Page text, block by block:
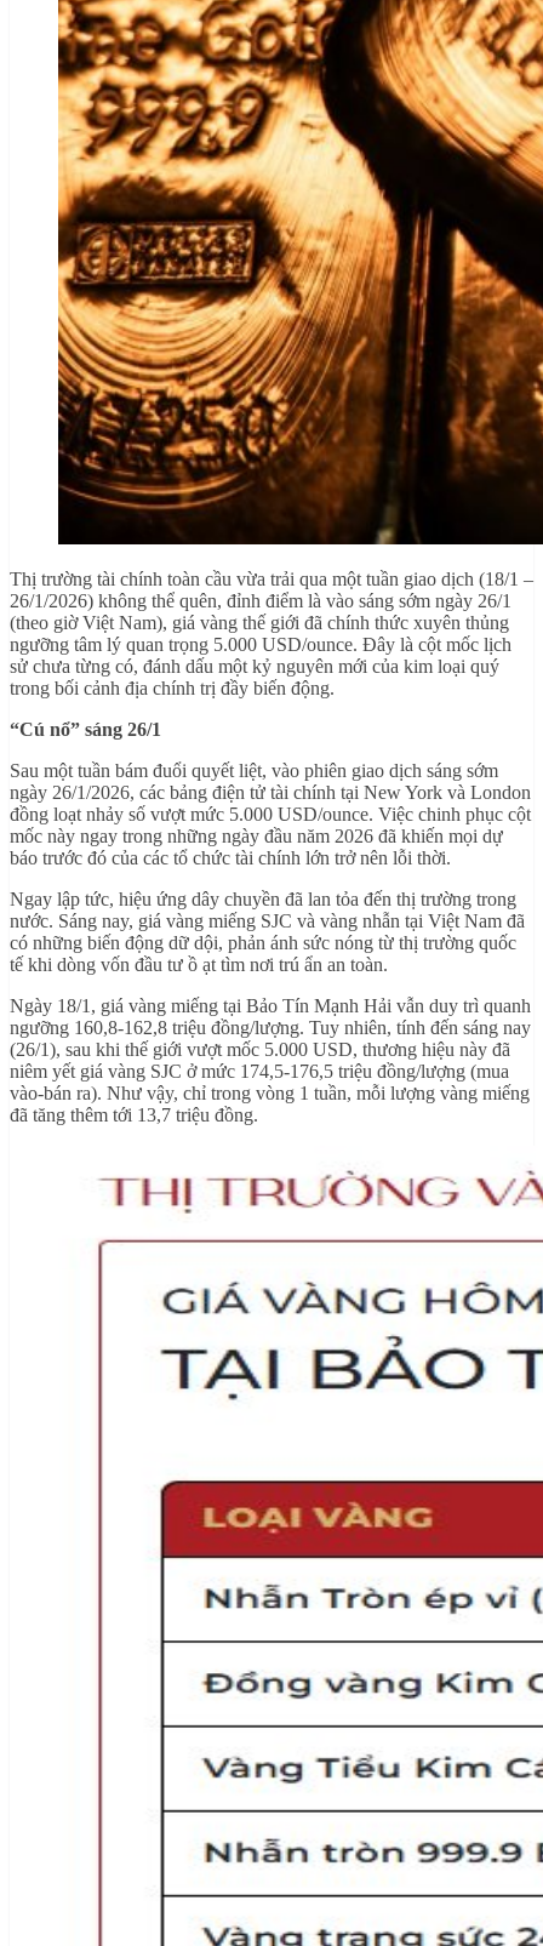
Thị trường tài chính toàn cầu vừa trải qua một tuần giao dịch (18/1 –
26/1/2026) không thể quên, đỉnh điểm là vào sáng sớm ngày 26/1
(theo giờ Việt Nam), giá vàng thế giới đã chính thức xuyên thủng
ngưỡng tâm lý quan trọng 5.000 USD/ounce. Đây là cột mốc lịch
sử chưa từng có, đánh dấu một kỷ nguyên mới của kim loại quý
trong bối cảnh địa chính trị đầy biến động.
“Cú nổ” sáng 26/1
Sau một tuần bám đuổi quyết liệt, vào phiên giao dịch sáng sớm
ngày 26/1/2026, các bảng điện tử tài chính tại New York và London
đồng loạt nhảy số vượt mức 5.000 USD/ounce. Việc chinh phục cột
mốc này ngay trong những ngày đầu năm 2026 đã khiến mọi dự
báo trước đó của các tổ chức tài chính lớn trở nên lỗi thời.
Ngay lập tức, hiệu ứng dây chuyền đã lan tỏa đến thị trường trong
nước. Sáng nay, giá vàng miếng SJC và vàng nhẫn tại Việt Nam đã
có những biến động dữ dội, phản ánh sức nóng từ thị trường quốc
tế khi dòng vốn đầu tư ồ ạt tìm nơi trú ẩn an toàn.
Ngày 18/1, giá vàng miếng tại Bảo Tín Mạnh Hải vẫn duy trì quanh
ngưỡng 160,8-162,8 triệu đồng/lượng. Tuy nhiên, tính đến sáng nay
(26/1), sau khi thế giới vượt mốc 5.000 USD, thương hiệu này đã
niêm yết giá vàng SJC ở mức 174,5-176,5 triệu đồng/lượng (mua
vào-bán ra). Như vậy, chỉ trong vòng 1 tuần, mỗi lượng vàng miếng
đã tăng thêm tới 13,7 triệu đồng.